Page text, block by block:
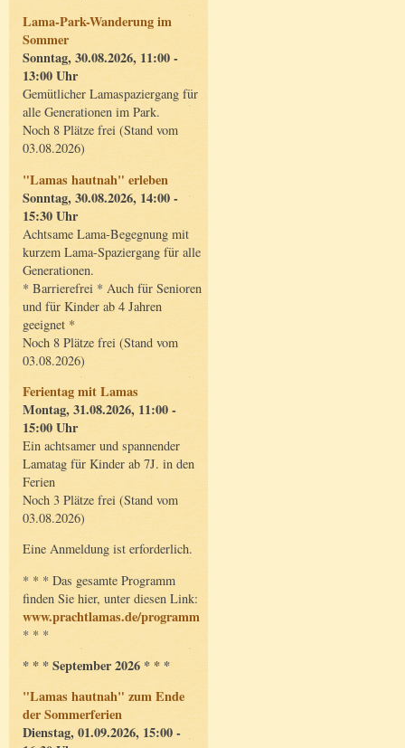
Lama-Park-Wanderung im
Sommer
Sonntag, 30.08.2026, 11:00 -
13:00 Uhr
Gemütlicher Lamaspaziergang für
alle Generationen im Park.
Noch 8 Plätze frei (Stand vom
03.08.2026)
"Lamas hautnah" erleben
Sonntag, 30.08.2026, 14:00 -
15:30 Uhr
Achtsame Lama-Begegnung mit
kurzem Lama-Spaziergang für alle
Generationen.
* Barrierefrei * Auch für Senioren
und für Kinder ab 4 Jahren
geeignet *
Noch 8 Plätze frei (Stand vom
03.08.2026)
Ferientag mit Lamas
Montag, 31.08.2026, 11:00 -
15:00 Uhr
Ein achtsamer und spannender
Lamatag für Kinder ab 7J. in den
Ferien
Noch 3 Plätze frei (Stand vom
03.08.2026)
Eine Anmeldung ist erforderlich.
* * * Das gesamte Programm
finden Sie hier, unter diesen Link:
www.prachtlamas.de/programm
* * *
* * * September 2026 * * *
"Lamas hautnah" zum Ende
der Sommerferien
Dienstag, 01.09.2026, 15:00 -